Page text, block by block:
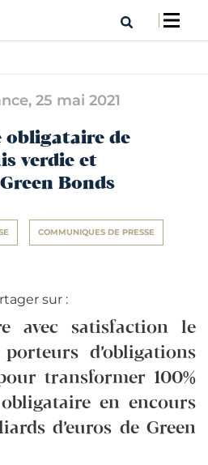
25 mai 2021
obligataire de
verdie et
Bonds
COMMUNIQUES DE PRESSE
sur :
avec satisfaction le
d’obligations
transformer 100%
en encours
d’euros de Green